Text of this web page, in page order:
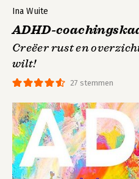
27 stemmen
Ina Wuite
ADHD-
Creëer rust en
wilt!